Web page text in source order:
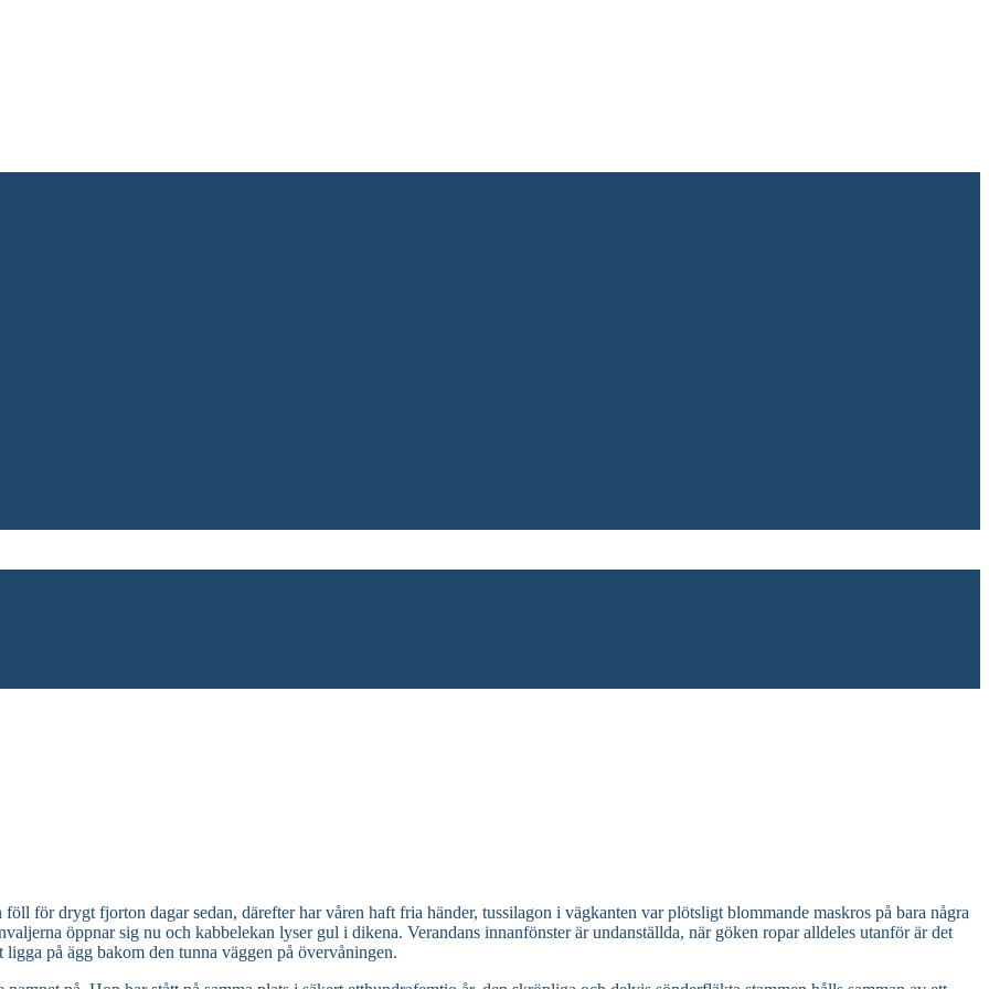
för drygt fjorton dagar sedan, därefter har våren haft fria händer, tussilagon i vägkanten var plötsligt blommande maskros på bara några
öppnar sig nu och kabbelekan lyser gul i dikena. Verandans innanfönster är undanställda, när göken ropar alldeles utanför är det
på ägg bakom den tunna väggen på övervåningen.